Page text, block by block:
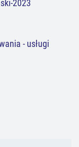
2023
- usługi